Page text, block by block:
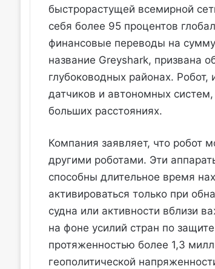
быстрорастущей всемирной
себя более 95 процентов
финансовые переводы на
название Greyshark, призвана
глубоководных районах.
датчиков и автономных систем,
больших расстояниях.
Компания заявляет, что робот
другими роботами. Эти
способны длительное время
активироваться только при
судна или активности вблизи
на фоне усилий стран по
протяженностью более 1,3
геополитической